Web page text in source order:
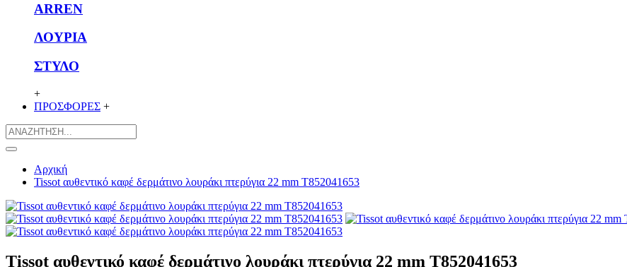
ARREN
ΛΟΥΡΙΑ
ΣΤΥΛΟ
+
ΠΡΟΣΦΟΡΕΣ +
Αρχική
Tissot αυθεντικό καφέ δερμάτινο λουράκι πτερύγια 22 mm T852041653
Tissot αυθεντικό καφέ δερμάτινο λουράκι πτερύγια 22 mm T852041653